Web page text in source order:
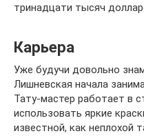
тринадцати тысяч
Карьера
Уже будучи довольно
Лишневская начала
Тату-мастер работает в
использовать яркие
известной, как неплохой